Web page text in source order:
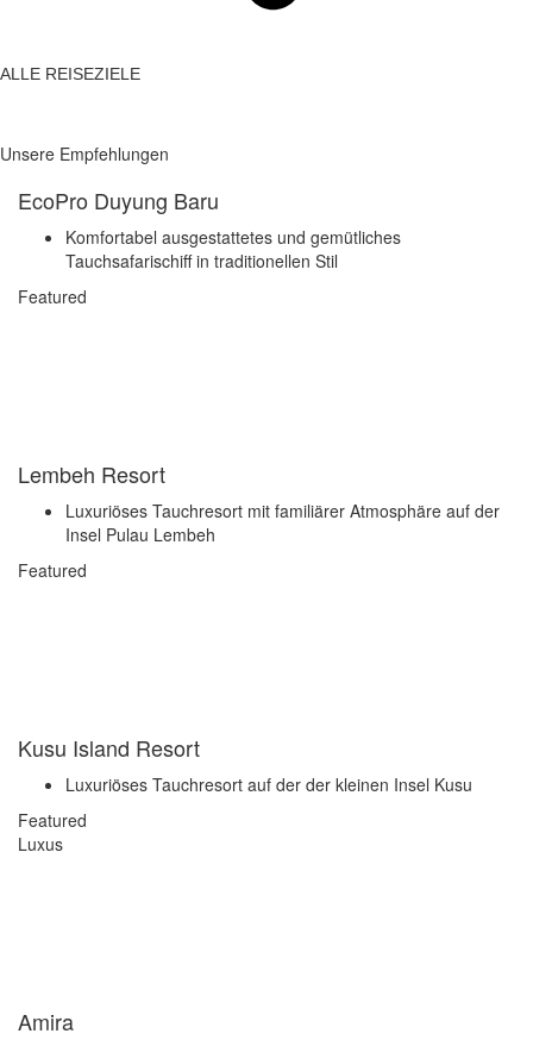
ALLE REISEZIELE
Unsere Empfehlungen
EcoPro Duyung Baru
Komfortabel ausgestattetes und gemütliches
Tauchsafarischiff in traditionellen Stil
Featured
Lembeh Resort
Luxuriöses Tauchresort mit familiärer Atmosphäre auf der
Insel Pulau Lembeh
Featured
Kusu Island Resort
Luxuriöses Tauchresort auf der der kleinen Insel Kusu
Featured
Luxus
Amira